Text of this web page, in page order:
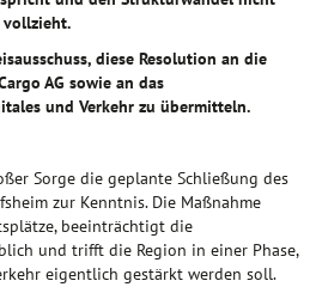
vollzieht.
diese Resolution an die
AG sowie an das
und Verkehr zu übermitteln.
Sorge die geplante Schließung des
zur Kenntnis. Die Maßnahme
beeinträchtigt die
und trifft die Region in einer Phase,
eigentlich gestärkt werden soll.